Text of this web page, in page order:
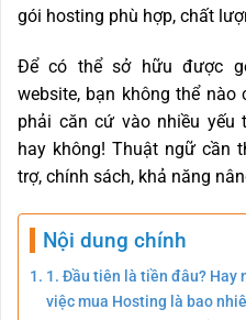
gói hosting phù hợp, chất
Để có thể sở hữu được
website, bạn không thể
phải căn cứ vào nhiều yếu
hay không! Thuật ngữ cần
trợ, chính sách, khả năng
Nội dung chính
1. Đầu tiên là tiền đâu? Hay
việc mua Hosting là bao